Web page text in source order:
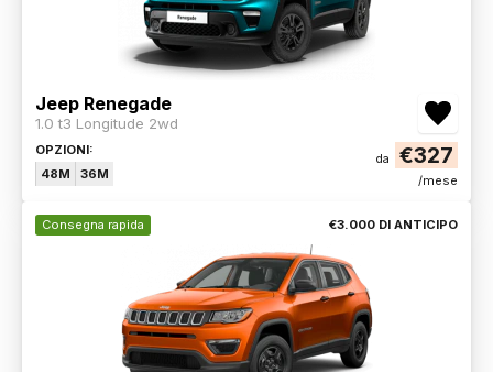
Jeep Renegade
1.0 t3 Longitude 2wd
OPZIONI:
48M
36M
da €327
/mese
Consegna rapida €3.000 DI ANTICIPO